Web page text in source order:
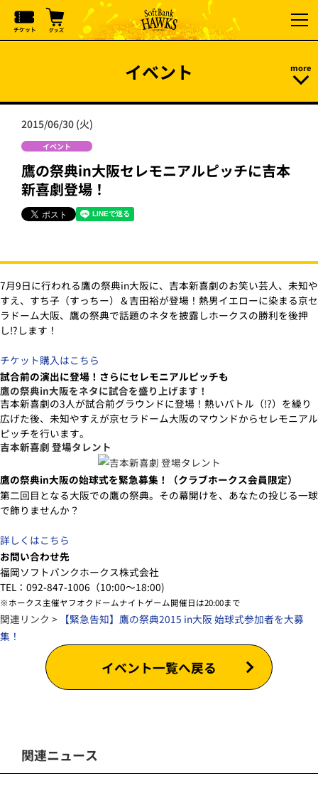
イベント
2015/06/30 (火)
イベント
鷹の祭典in大阪セレモニアルピッチに吉本
新喜劇登場！
7月9日に行われる鷹の祭典in大阪に、吉本新喜劇のお笑い芸人、未知や
すえ、すち子（すっちー）＆吉田裕が登場！熱男イエローに染まる京セ
ラドーム大阪、鷹の祭典で話題のネタを披露しホークスの勝利を後押
し!?します！
チケット購入はこちら
試合前の演出に登場！さらにセレモニアルピッチも
鷹の祭典in大阪をネタに試合を盛り上げます！
吉本新喜劇の3人が試合前グラウンドに登場！熱いバトル（!?）を繰り
広げた後、未知やすえが京セラドーム大阪のマウンドからセレモニアル
ピッチを行います。
吉本新喜劇 登場タレント
鷹の祭典in大阪の始球式を緊急募集！（クラブホークス会員限定）
第二回目となる大阪での鷹の祭典。その幕開けを、あなたの投じる一球
で飾りませんか？
詳しくはこちら
お問い合わせ先
福岡ソフトバンクホークス株式会社
TEL：092-847-1006（10:00～18:00)
※ホークス主催ヤフオクドームナイトゲーム開催日は20:00まで
関連リンク >
【緊急告知】鷹の祭典2015 in大阪 始球式参加者を大募
集！
イベント一覧へ戻る
関連ニュース